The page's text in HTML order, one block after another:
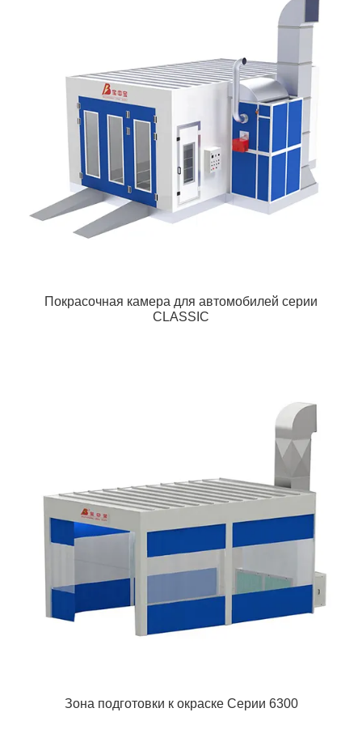
Покрасочная камера для автомобилей серии
CLASSIC
Зона подготовки к окраске Cерии 6300